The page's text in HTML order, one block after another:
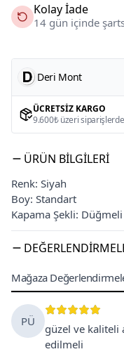
Kolay İade
14 gün içinde
Deri Mont
ÜCRETSIZ KARGO
9.600₺ üzeri siparişlerde
ÜRÜN BILGILERI
Renk: Siyah
Boy: Standart
Kapama Şekli: Düğmeli
Mağaza
PÜ
güzel ve kaliteli
edilmeli